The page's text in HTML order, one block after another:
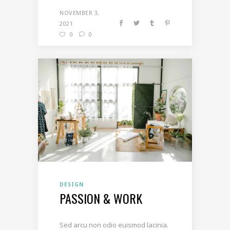
NOVEMBER 3,
2021
0
0
DESIGN
PASSION & WORK
Sed arcu non odio euismod lacinia.